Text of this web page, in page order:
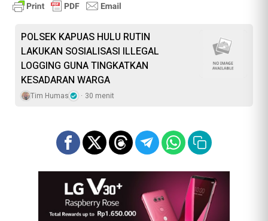
POLSEK KAPUAS HULU RUTIN
LAKUKAN SOSIALISASI ILLEGAL
LOGGING GUNA TINGKATKAN
KESADARAN WARGA
Tim Humas 30 menit